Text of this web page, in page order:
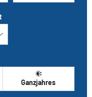
Ganzjahres